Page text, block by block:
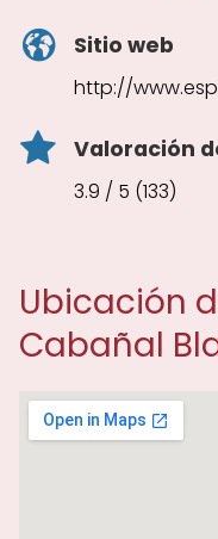
Sitio web
http://
Valoración
3.9 / 5 (133)
Ubicación
Cabañal